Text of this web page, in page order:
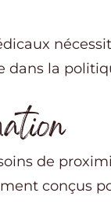
la
de
conçus